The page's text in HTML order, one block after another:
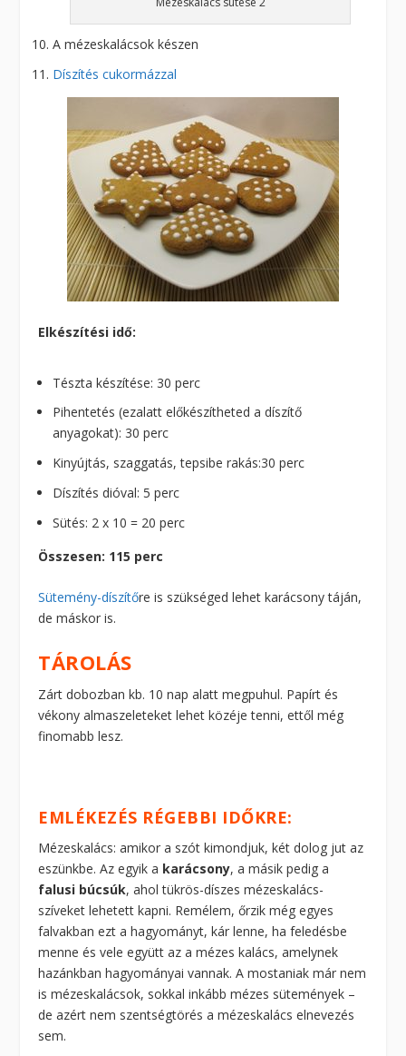
A mézeskalácsok készen
Díszítés cukormázzal
Elkészítési idő:
Tészta készítése: 30 perc
Pihentetés (ezalatt előkészítheted a díszítő
anyagokat): 30 perc
Kinyújtás, szaggatás, tepsibe rakás:30 perc
Díszítés dióval: 5 perc
Sütés: 2 x 10 = 20 perc
Összesen: 115 perc
Sütemény-díszítőre is szükséged lehet karácsony táján,
de máskor is.
TÁROLÁS
Zárt dobozban kb. 10 nap alatt megpuhul. Papírt és
vékony almaszeleteket lehet közéje tenni, ettől még
finomabb lesz.
EMLÉKEZÉS RÉGEBBI IDŐKRE:
Mézeskalács: amikor a szót kimondjuk, két dolog jut az
eszünkbe. Az egyik a karácsony, a másik pedig a
falusi búcsúk, ahol tükrös-díszes mézeskalács-
szíveket lehetett kapni. Remélem, őrzik még egyes
falvakban ezt a hagyományt, kár lenne, ha feledésbe
menne és vele együtt az a mézes kalács, amelynek
hazánkban hagyományai vannak. A mostaniak már nem
is mézeskalácsok, sokkal inkább mézes sütemények –
de azért nem szentségtörés a mézeskalács elnevezés
sem.